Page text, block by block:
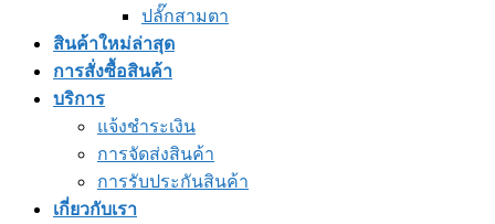
ปลั๊กสามตา
สินค้าใหม่ล่าสุด
การสั่งซื้อสินค้า
บริการ
แจ้งชำระเงิน
การจัดส่งสินค้า
การรับประกันสินค้า
เกี่ยวกับเรา